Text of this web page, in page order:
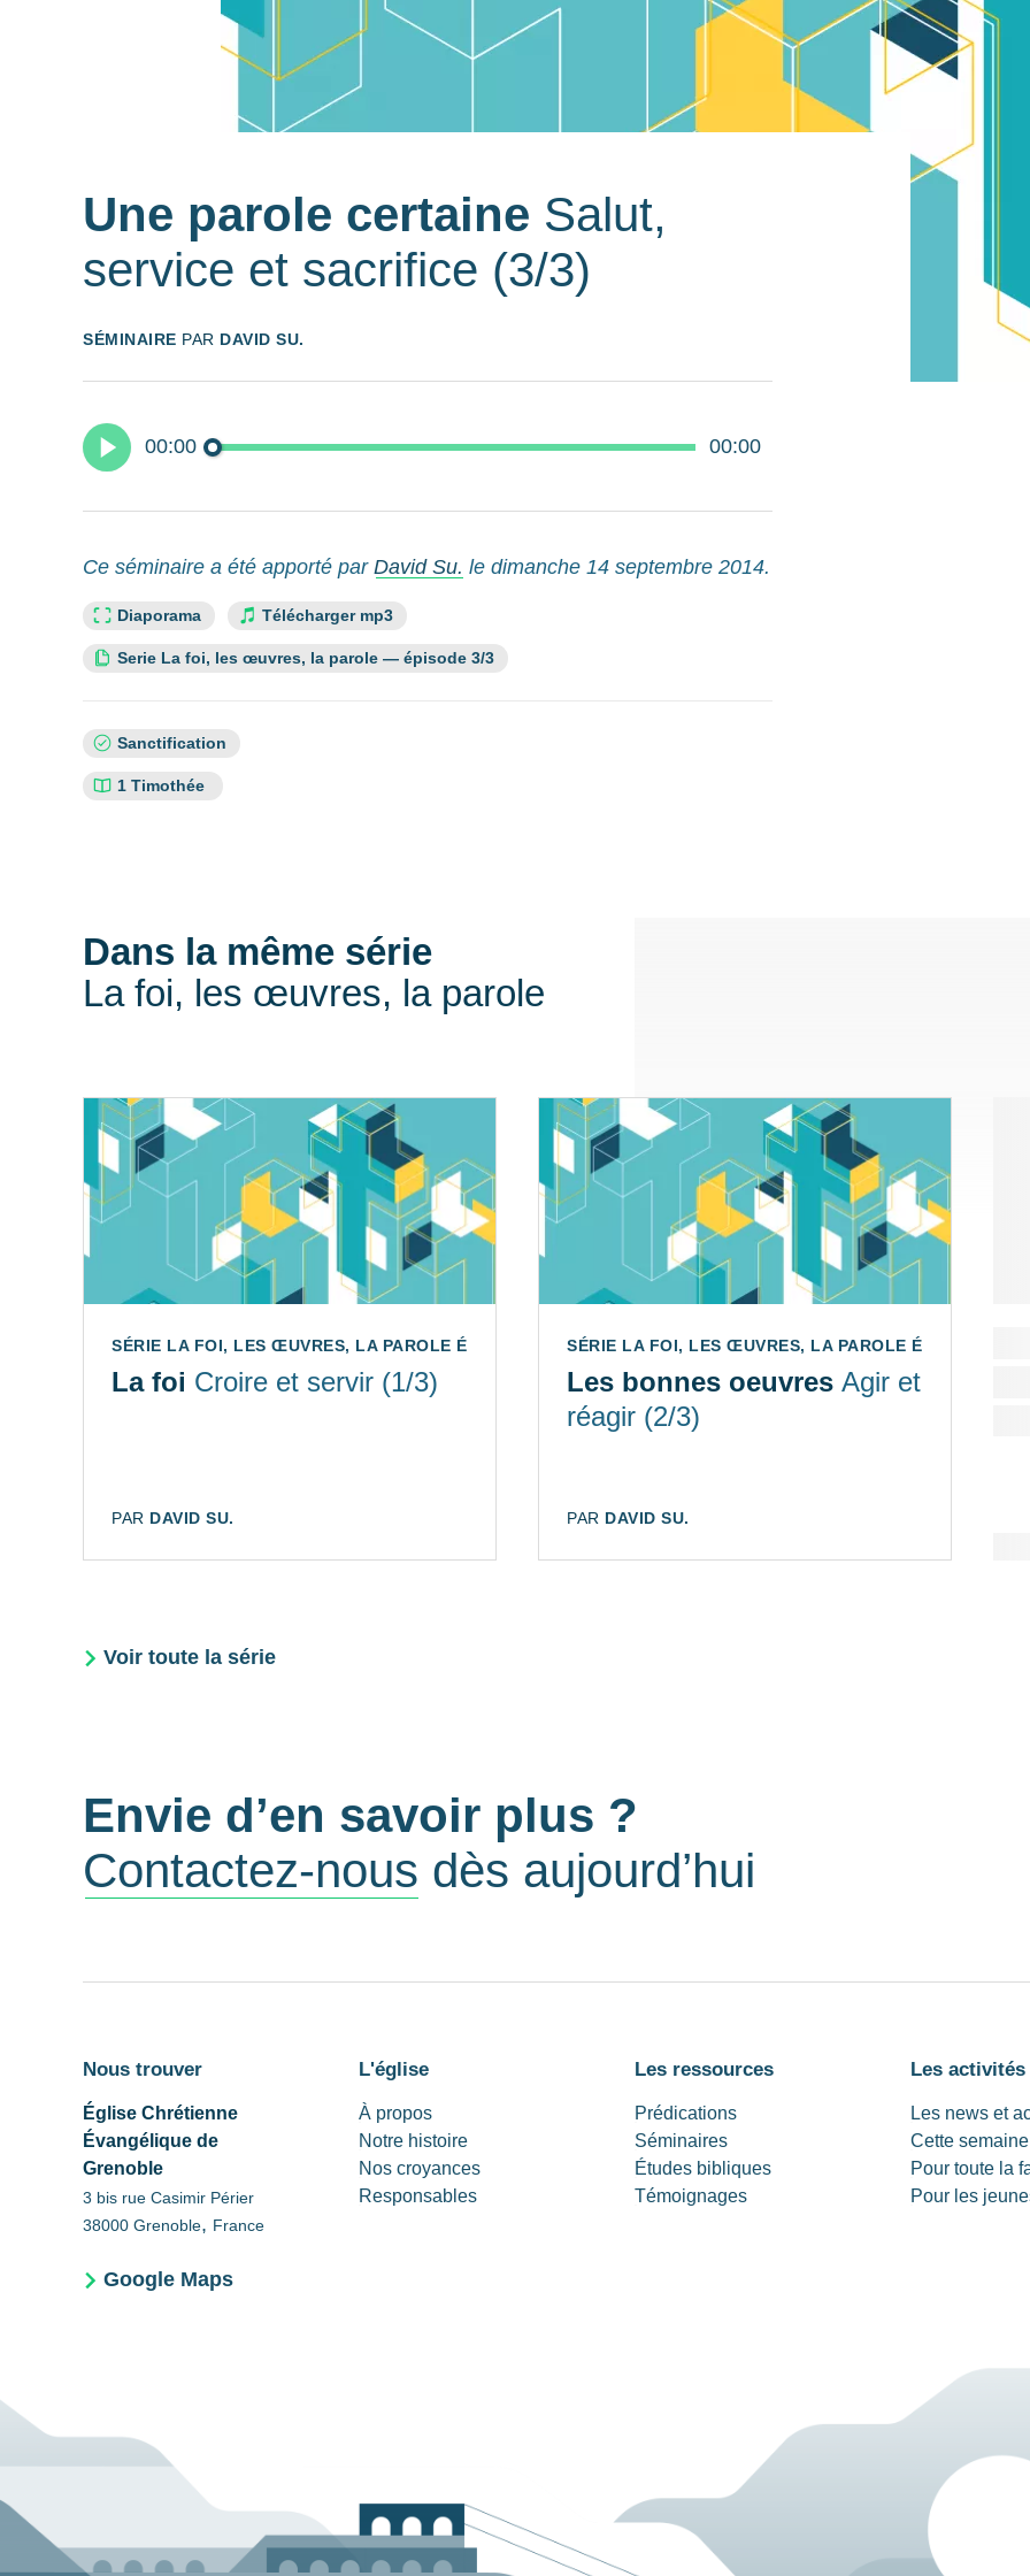
Une parole certaine Salut,
service et sacrifice (3/3)
SÉMINAIRE PAR DAVID SU.
00:00 00:00
Ce séminaire a été apporté par David Su. le dimanche 14 septembre 2014.
Lien slide :
Diaporama Télécharger mp3
Cette ressource fait partie de la série :
Serie La foi, les œuvres, la parole — épisode 3/3
SujetsSanctification
Références
1 Timothée
Dans la même série
La foi, les œuvres, la parole
SÉRIE LA FOI, LES ŒUVRES, LA PAROLE ÉP. 1/3
La foi Croire et servir (1/3)
AUTEUR:
PAR DAVID SU.
SÉRIE LA FOI, LES ŒUVRES, LA PAROLE ÉP. 2/3
Les bonnes oeuvres Agir et
réagir (2/3)
AUTEUR:
PAR DAVID SU.
Voir toute la série
Envie d’en savoir plus ?
Contactez-nous dès aujourd’hui
Nous trouver
Église Chrétienne
Évangélique de
Grenoble
3 bis rue Casimir Périer
38000 Grenoble, France
Google Maps
L'église
À propos
Notre histoire
Nos croyances
Responsables
Les ressources
Prédications
Séminaires
Études bibliques
Témoignages
Les activités
Les news et
Cette
Pour toute la
Pour les